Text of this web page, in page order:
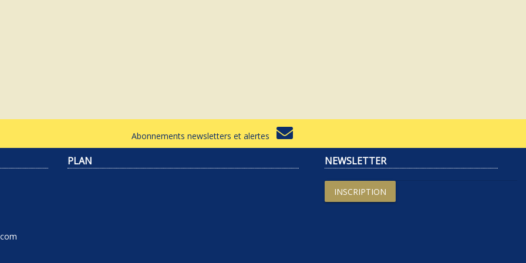
Abonnements newsletters et alertes
PLAN NEWSLETTER
INSCRIPTION